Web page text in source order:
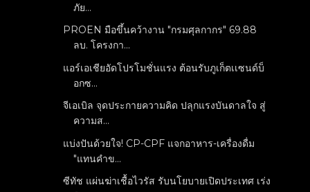
ภัย...
PROEN มือขึ้นคว้างาน "กรมศุลกากร" 69.88
ลบ. โครงกา...
แอร์เอเชียอัดโปรโมชั่นแรง ต้อนรับภูเก็ตเเซนด์บ็
อกซ...
จีเอเบิล จุดประกายความคิด ปลุกแรงบันดาลใจ สู่
ความส...
แบ่งปันด้วยใจ! CP-CPF แจกอาหาร-เครื่องดื่ม
"แทนคำข...
ซีทัช แผ่นฆ่าเชื้อไวรัส รับนโยบายเปิดประเทศ เร่ง